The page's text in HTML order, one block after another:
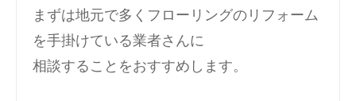
まずは地元で多くフローリングのリフォーム
を手掛けている業者さんに
相談することをおすすめします。